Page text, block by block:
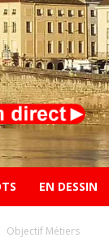
EN DESSIN
Objectif Métiers